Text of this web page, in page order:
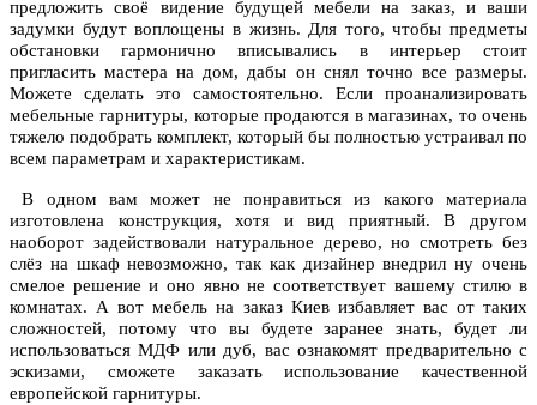
предложить своё видение будущей мебели на заказ, и ваши
задумки будут воплощены в жизнь. Для того, чтобы предметы
обстановки гармонично вписывались в интерьер стоит
пригласить мастера на дом, дабы он снял точно все размеры.
Можете сделать это самостоятельно. Если проанализировать
мебельные гарнитуры, которые продаются в магазинах, то очень
тяжело подобрать комплект, который бы полностью устраивал по
всем параметрам и характеристикам.
В одном вам может не понравиться из какого материала
изготовлена конструкция, хотя и вид приятный. В другом
наоборот задействовали натуральное дерево, но смотреть без
слёз на шкаф невозможно, так как дизайнер внедрил ну очень
смелое решение и оно явно не соответствует вашему стилю в
комнатах. А вот мебель на заказ Киев избавляет вас от таких
сложностей, потому что вы будете заранее знать, будет ли
использоваться МДФ или дуб, вас ознакомят предварительно с
эскизами, сможете заказать использование качественной
европейской гарнитуры.